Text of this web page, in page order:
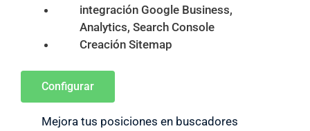
integración Google Business,
Analytics, Search Console
Creación Sitemap
Configurar
Mejora tus posiciones en buscadores